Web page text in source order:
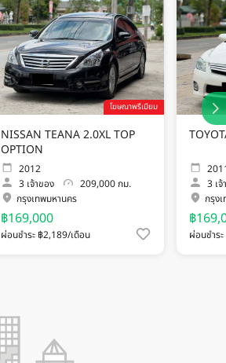
โฆษณาพรีเมียม
NISSAN TEANA 2.0XL TOP
OPTION
2012
3 เจ้าของ
209,000 กม.
กรุงเทพมหานคร
฿169,000
ผ่อนชำระ ฿2,189/เดือน
3 เ
กรุง
฿
ผ่อนชำร